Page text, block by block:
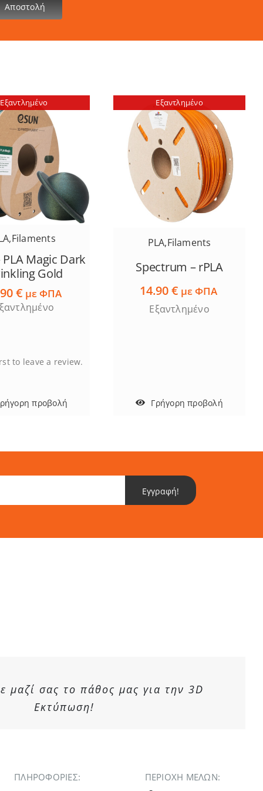
Αποστολή
Εξαντλημένο
,Filaments
PLA Magic Dark
Gold
€ με ΦΠΑ
to leave a review.
προβολή
Εξαντλημένο
PLA,Filaments
Spectrum – rPLA
14.90€ με ΦΠΑ
Εξαντλημένο
Γρήγορη προβολή
Εγγραφή!
μαζί σας το πάθος μας για την 3D
Εκτύπωση!
ΠΛΗΡΟΦΟΡΙΕΣ: ΠΕΡΙΟΧΉ ΜΕΛΏΝ: